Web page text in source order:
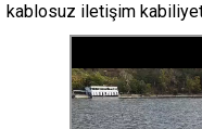
kablosuz iletişim kabiliyeti